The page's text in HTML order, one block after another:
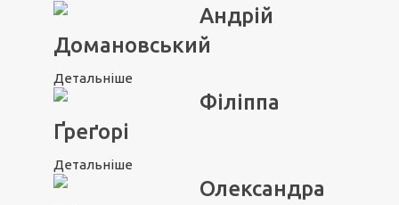
Андрій
Домановський
Детальніше
Філіппа
Ґреґорі
Детальніше
Олександра